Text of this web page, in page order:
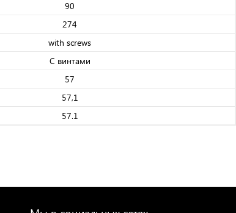
90
274
with screws
С винтами
57
57,1
57.1